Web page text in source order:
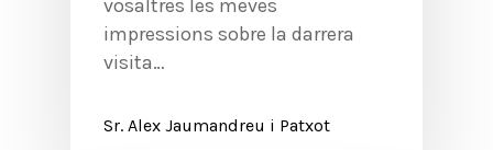
vosaltres les meves
impressions sobre la darrera
visita…
Sr. Alex Jaumandreu i Patxot